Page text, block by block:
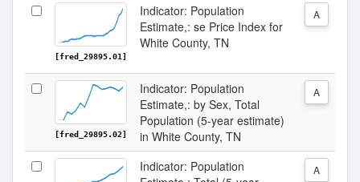
[fred_29895.01]
Indicator: Population
Estimate,: se Price Index for
White County, TN
A
[fred_29895.02]
Indicator: Population
Estimate,: by Sex, Total
Population (5-year estimate)
in White County, TN
A
Indicator: Population
A